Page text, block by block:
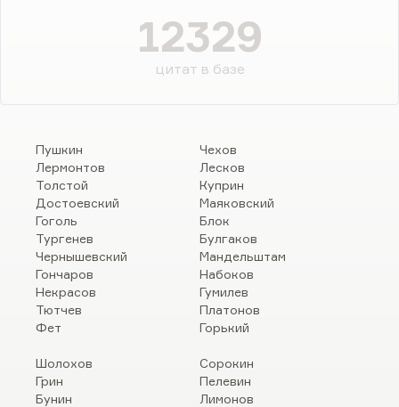
12329
цитат в базе
Пушкин
Лермонтов
Толстой
Достоевский
Гоголь
Тургенев
Чернышевский
Гончаров
Некрасов
Тютчев
Фет
Чехов
Лесков
Куприн
Маяковский
Блок
Булгаков
Мандельштам
Набоков
Гумилев
Платонов
Горький
Шолохов
Грин
Бунин
Сорокин
Пелевин
Лимонов